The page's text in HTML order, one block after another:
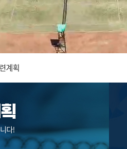
후보자 과정 문의
계획
계획
다!